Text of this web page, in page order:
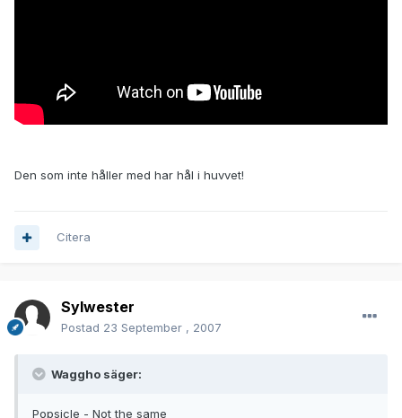
Den som inte håller med har hål i huvvet!
Citera
Sylwester
Postad 23 September , 2007
Waggho säger:
Popsicle - Not the same